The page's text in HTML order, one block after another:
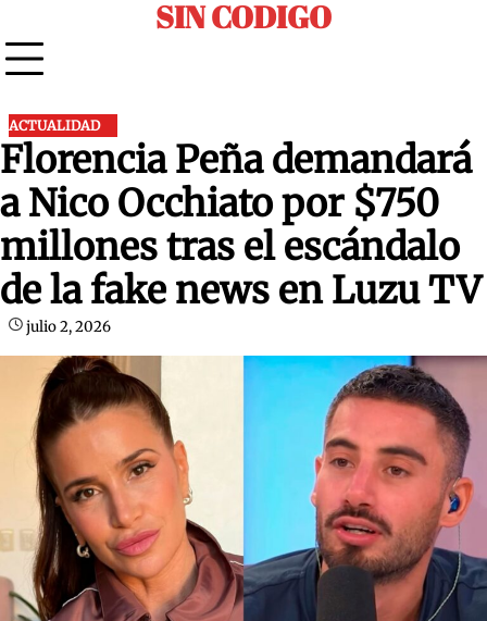
to
content
SIN CODIGO
ACTUALIDAD
Florencia Peña demandará
a Nico Occhiato por $750
millones tras el escándalo
de la fake news en Luzu TV
julio 2, 2026